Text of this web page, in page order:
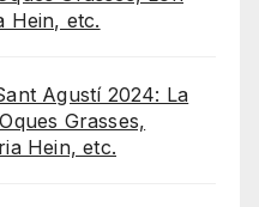
Hein, etc.
Agustí 2024: La
Grasses,
Hein, etc.